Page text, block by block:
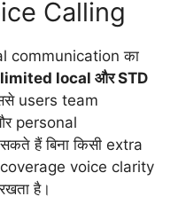
Calling
communication का
local और STD
users team
personal
हैं बिना किसी extra
voice clarity
है।